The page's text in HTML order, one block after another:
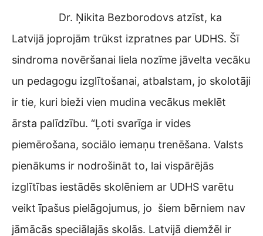
Dr. Ņikita Bezborodovs atzīst, ka
Latvijā joprojām trūkst izpratnes par UDHS. Šī
sindroma novēršanai liela nozīme jāvelta vecāku
un pedagogu izglītošanai, atbalstam, jo skolotāji
ir tie, kuri bieži vien mudina vecākus meklēt
ārsta palīdzību. “Ļoti svarīga ir vides
piemērošana, sociālo iemaņu trenēšana. Valsts
pienākums ir nodrošināt to, lai vispārējās
izglītības iestādēs skolēniem ar UDHS varētu
veikt īpašus pielāgojumus, jo šiem bērniem nav
jāmācās speciālajās skolās. Latvijā diemžēl ir